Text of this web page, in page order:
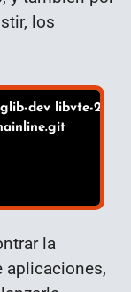
los
dev libvte-
la
aplicaciones,